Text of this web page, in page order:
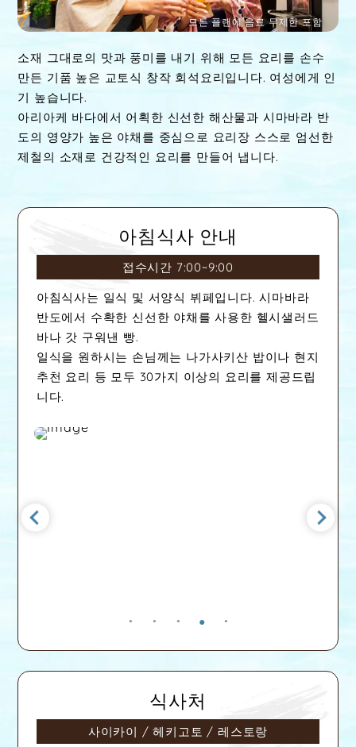
모든 플랜에 음료 무제한 포함
소재 그대로의 맛과 풍미를 내기 위해 모든 요리를 손수
만든 기품 높은 교토식 창작 회석요리입니다. 여성에게 인
기 높습니다.
아리아케 바다에서 어획한 신선한 해산물과 시마바라 반
도의 영양가 높은 야채를 중심으로 요리장 스스로 엄선한
제철의 소재로 건강적인 요리를 만들어 냅니다.
아침식사 안내
접수시간 7:00~9:00
아침식사는 일식 및 서양식 뷔페입니다. 시마바라
반도에서 수확한 신선한 야채를 사용한 헬시샐러드
바나 갓 구워낸 빵.
일식을 원하시는 손님께는 나가사키산 밥이나 현지
추천 요리 등 모두 30가지 이상의 요리를 제공드립
니다.
식사처
사이카이 / 헤키고토 / 레스토랑